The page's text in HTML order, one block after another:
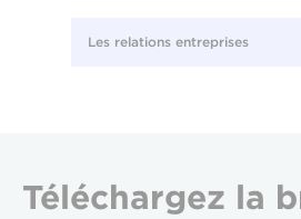
Les relations entreprises
Téléchargez la